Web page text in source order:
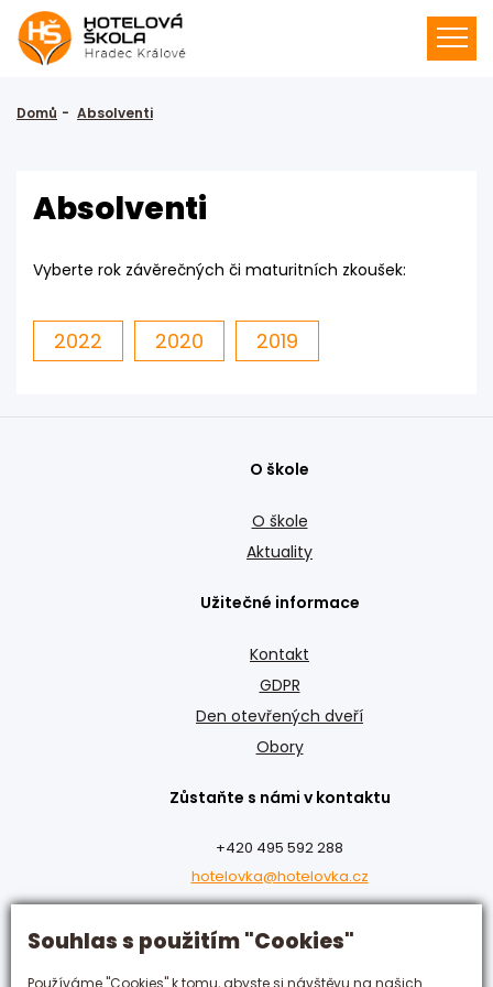
Souhlas s použitím "Cookies"
Používáme "Cookies" k tomu, abyste si návštěvu na našich
Domů Absolventi
Absolventi
Vyberte rok závěrečných či maturitních zkoušek:
2022 2020 2019
O škole
O škole
Aktuality
Užitečné informace
Kontakt
GDPR
Den otevřených dveří
Obory
Zůstaňte s námi v kontaktu
+420 495 592 288
hotelovka@hotelovka.cz
Československé armády 274/55,